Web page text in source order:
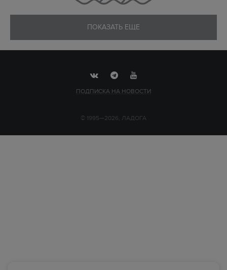
ПОКАЗАТЬ ЕЩЕ
ПОДПИСКА НА НОВОСТИ
© 1995—2026, ЛАДОГА